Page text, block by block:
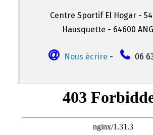
Centre Sportif El Hogar -
Hausquette - 64600
Nous écrire - 06